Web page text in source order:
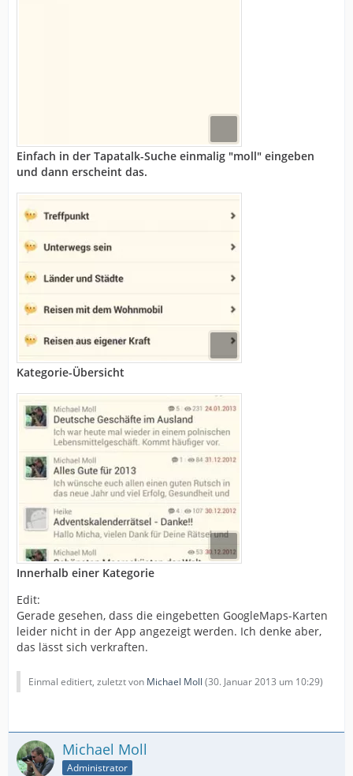
Einfach in der Tapatalk-Suche einmalig "moll" eingeben
und dann erscheint das.
Kategorie-Übersicht
Innerhalb einer Kategorie
Edit:
Gerade gesehen, dass die eingebetten GoogleMaps-Karten
leider nicht in der App angezeigt werden. Ich denke aber,
das lässt sich verkraften.
Einmal editiert, zuletzt von Michael Moll (30. Januar 2013 um 10:29)
Michael Moll
Administrator